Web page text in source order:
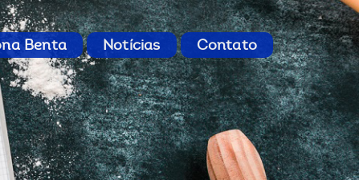
Benta Notícias Contato